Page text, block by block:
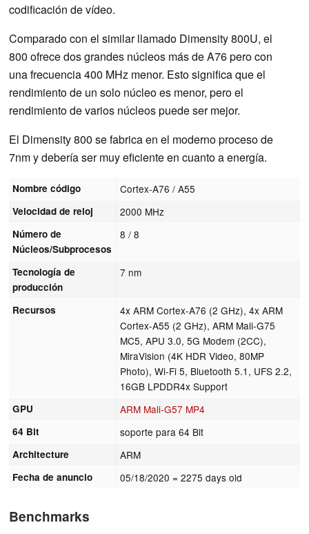
codificación de vídeo.
Comparado con el similar llamado Dimensity 800U, el
800 ofrece dos grandes núcleos más de A76 pero con
una frecuencia 400 MHz menor. Esto significa que el
rendimiento de un solo núcleo es menor, pero el
rendimiento de varios núcleos puede ser mejor.
El Dimensity 800 se fabrica en el moderno proceso de
7nm y debería ser muy eficiente en cuanto a energía.
Nombre código Cortex-A76 / A55
Velocidad de reloj 2000 MHz
Número de
Núcleos/Subprocesos
8 / 8
Tecnología de
producción
7 nm
Recursos
4x ARM Cortex-A76 (2 GHz), 4x ARM
Cortex-A55 (2 GHz), ARM Mali-G75
MC5, APU 3.0, 5G Modem (2CC),
MiraVision (4K HDR Video, 80MP
Photo), Wi-Fi 5, Bluetooth 5.1, UFS 2.2,
16GB LPDDR4x Support
GPU ARM Mali-G57 MP4
64 Bit soporte para 64 Bit
Architecture ARM
Fecha de anuncio 05/18/2020 = 2275 days old
Benchmarks